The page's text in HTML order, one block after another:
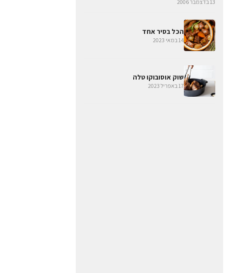
13 בדצמבר 2006
הכל בסיר אחד
14 במאי 2023
שוק אוסובוקו טלה
17 באפריל 2023